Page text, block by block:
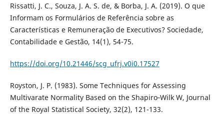
Rissatti, J. C., Souza, J. A. S. de, & Borba, J. A. (2019). O que
Informam os Formulários de Referência sobre as
Características e Remuneração de Executivos? Sociedade,
Contabilidade e Gestão, 14(1), 54-75.
https://doi.org/10.21446/scg_ufrj.v0i0.17527
Royston, J. P. (1983). Some Techniques for Assessing
Multivarate Normality Based on the Shapiro‐Wilk W, Journal
of the Royal Statistical Society, 32(2), 121-133.